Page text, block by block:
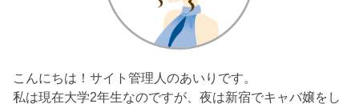
こんにちは！サイト管理人のあいりです。
私は現在大学2年生なのですが、夜は新宿でキャバ嬢をし